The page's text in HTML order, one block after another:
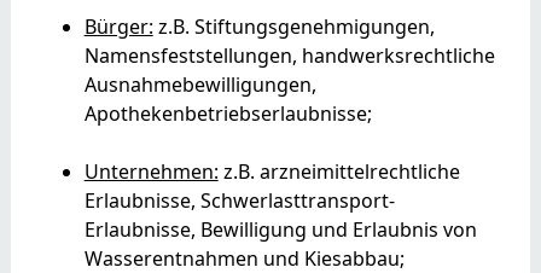
Bürger: z.B. Stiftungsgenehmigungen,
Namensfeststellungen, handwerksrechtliche
Ausnahmebewilligungen,
Apothekenbetriebserlaubnisse;
Unternehmen: z.B. arzneimittelrechtliche
Erlaubnisse, Schwerlasttransport-
Erlaubnisse, Bewilligung und Erlaubnis von
Wasserentnahmen und Kiesabbau;